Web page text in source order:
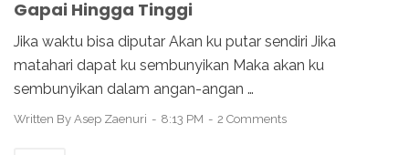
Gapai Hingga Tinggi
Jika waktu bisa diputar Akan ku putar sendiri Jika
matahari dapat ku sembunyikan Maka akan ku
sembunyikan dalam angan-angan …
Written By Asep Zaenuri 8:13 PM 2 Comments